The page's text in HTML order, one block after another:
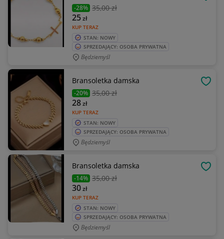
-28% 35,00 zł
KUP TERAZ
25zł
STAN: NOWY
SPRZEDAJĄCY: OSOBA PRYWATNA
Będziemyśl
Bransoletka damska
-20% 35,00 zł
KUP TERAZ
28zł
STAN: NOWY
SPRZEDAJĄCY: OSOBA PRYWATNA
Będziemyśl
Bransoletka damska
-14% 35,00 zł
KUP TERAZ
30zł
STAN: NOWY
SPRZEDAJĄCY: OSOBA PRYWATNA
Będziemyśl